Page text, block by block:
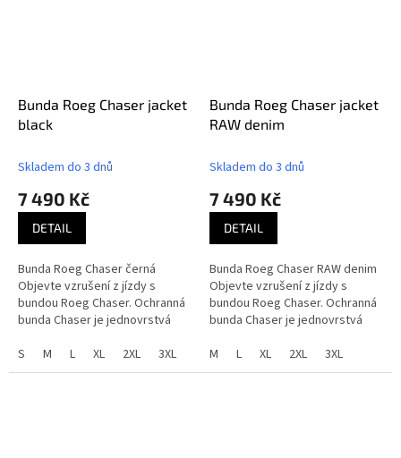
Bunda Roeg Chaser jacket
black
Skladem do 3 dnů
7 490 Kč
DETAIL
Bunda Roeg Chaser černá
Objevte vzrušení z jízdy s
bundou Roeg Chaser. Ochranná
bunda Chaser je jednovrstvá
AA s maximálním pohodlím.
Vlastní...
S M L XL 2XL 3XL
Bunda Roeg Chaser jacket
RAW denim
Skladem do 3 dnů
7 490 Kč
DETAIL
Bunda Roeg Chaser RAW denim
Objevte vzrušení z jízdy s
bundou Roeg Chaser. Ochranná
bunda Chaser je jednovrstvá
AA s maximálním pohodlím.
Vlastní...
M L XL 2XL 3XL